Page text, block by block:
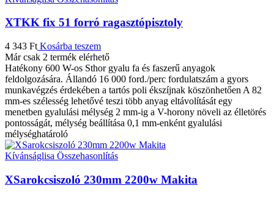
XTKK fix 51 forró ragasztópisztoly
4 343 Ft Kosárba teszem
Már csak 2 termék elérhető
Hatékony 600 W-os Sthor gyalu fa és faszerű anyagok
feldolgozására. Állandó 16 000 ford./perc fordulatszám a gyors
munkavégzés érdekében a tartós poli ékszíjnak köszönhetően A 82
mm-es szélesség lehetővé teszi több anyag eltávolítását egy
menetben gyalulási mélység 2 mm-ig a V-horony növeli az élletörés
pontosságát, mélység beállítása 0,1 mm-enként gyalulási
mélységhatároló
Kívánságlisa Összehasonlítás
XSarokcsiszoló 230mm 2200w Makita